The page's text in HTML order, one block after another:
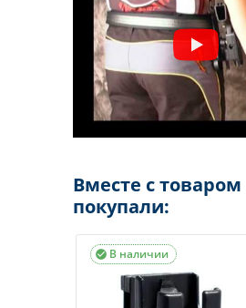
Вместе с товаром
покупали:
В наличии
